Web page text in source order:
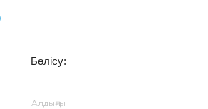
Бөлісу:
Алдыңғы